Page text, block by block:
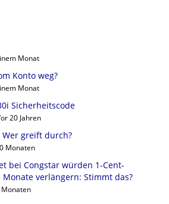
Monat
Konto weg?
Monat
Sicherheitscode
20 Jahren
Wer greift durch?
Monaten
bei Congstar würden 1-Cent-
Monate verlängern: Stimmt das?